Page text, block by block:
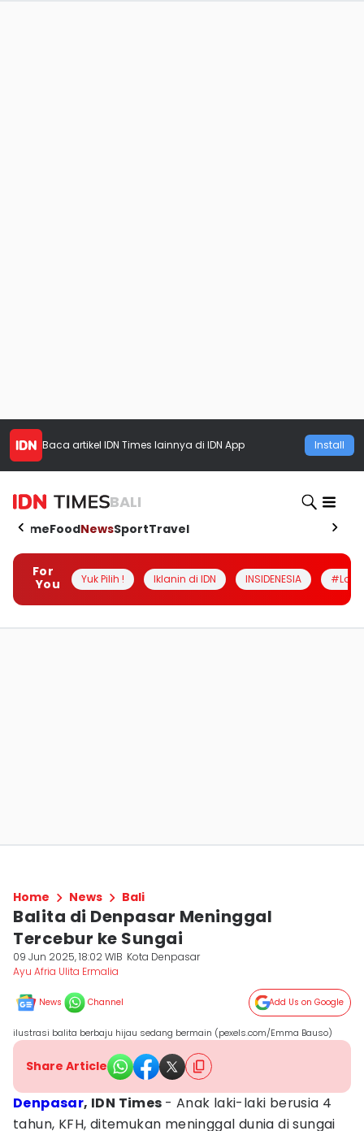
Baca artikel IDN Times lainnya di IDN App Install
BALI
HomeFoodNewsSportTravel
For
You
Yuk Pilih ! Iklanin di IDN INSIDENESIA
Home News Bali
Balita di Denpasar Meninggal
Tercebur ke Sungai
09 Jun 2025, 18:02 WIB Kota Denpasar
Ayu Afria Ulita Ermalia
News Channel Add Us on Google
ilustrasi balita berbaju hijau sedang bermain (pexels.com/Emma Bauso)
Share Article
Denpasar, IDN Times - Anak laki-laki berusia 4
tahun, KFH, ditemukan meninggal dunia di sungai